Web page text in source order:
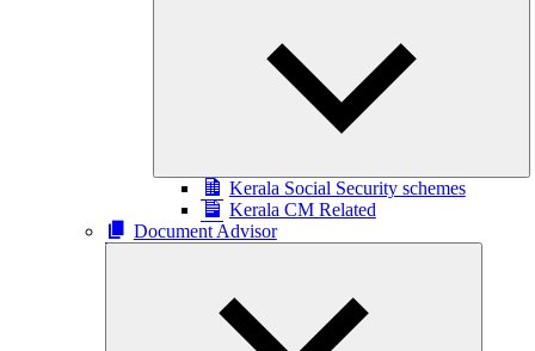
Kerala Social Security schemes
Kerala CM Related
Document Advisor